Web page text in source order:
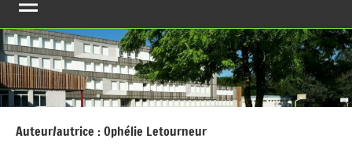
Auteur/autrice :Ophélie Letourneur